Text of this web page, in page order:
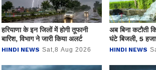
हरियाणा के इन जिलों में होगी तूफानी
बारिश, विभाग ने जारी किया अलर्ट
HINDI NEWS Sat,8 Aug 2026
अब बिना कटौती
घंटे बिजली, 5
पर काम हुआ शुरू
HINDI NEWS